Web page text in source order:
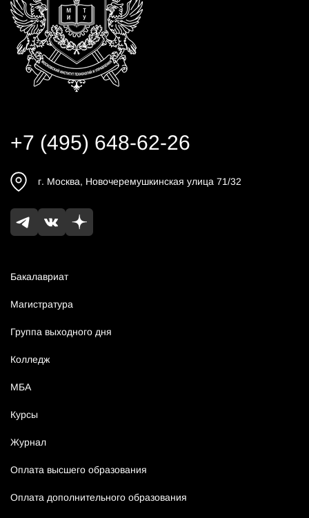
Бакалавриат
Магистратура
Группа выходного дня
Колледж
МБА
Курсы
Журнал
Оплата высшего образования
Оплата дополнительного образования
+7 (495) 648-62-26
г. Москва, Новочеремушкинская улица 71/32